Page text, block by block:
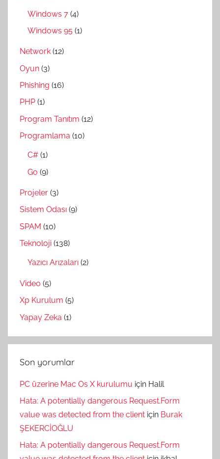
Windows 7 (4)
Windows 95 (1)
Network (12)
Oyun (3)
Phishing (16)
PHP (1)
Program Tanıtım (12)
Programlama (10)
C# (1)
Go (9)
Projeler (3)
Sistem Odası (9)
SPAM (10)
Teknoloji (138)
Yazıcı Arızaları (2)
Video (5)
Xp Kurulum (5)
Yapay Zeka (1)
Son yorumlar
PC üzerine Mac Os X kurulumu için Halil
Hata: A potentially dangerous Request.Form
value was detected from the client için Burak
ŞEKERCİOĞLU
Hata: A potentially dangerous Request.Form